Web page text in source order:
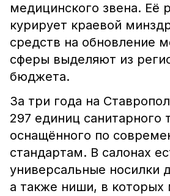
медицинского звена. Её
курирует краевой
средств на обновление
сферы выделяют из
бюджета.
За три года на
297 единиц санитарного
оснащённого по
стандартам. В салонах
универсальные носилки
а также ниши, в которых